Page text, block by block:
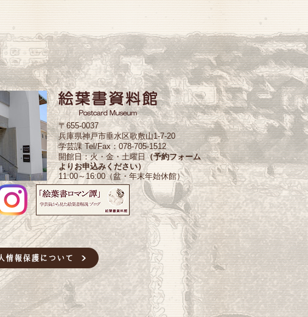
〒655-0037
兵庫県神戸市垂水区歌敷山1-7-20
学芸課 Tel/Fax：078-705-1512
開館日：火・金・土曜日 （予約フォーム
よりお申込みください）
11:00～16:00（盆・年末年始休館）